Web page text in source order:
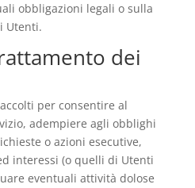
obbligazioni legali o sulla
Utenti.
dei
per consentire al
adempiere agli obblighi
o azioni esecutive,
interessi (o quelli di Utenti
eventuali attività dolose